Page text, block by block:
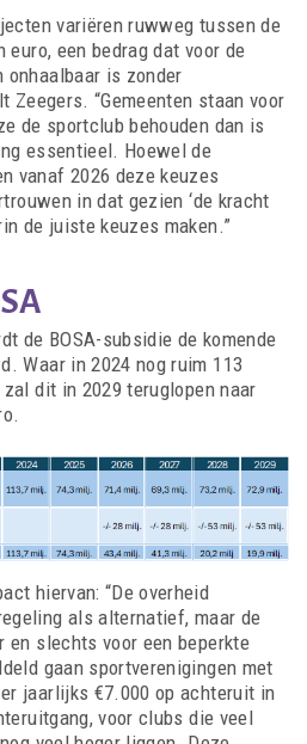
variëren ruwweg tussen de
een bedrag dat voor de
onhaalbaar is zonder
Zeegers. “Gemeenten staan voor
de sportclub behouden dan is
essentieel. Hoewel de
vanaf 2026 deze keuzes
in dat gezien ‘de kracht
de juiste keuzes maken.”
de BOSA-subsidie de komende
Waar in 2024 nog ruim 113
dit in 2029 teruglopen naar
hiervan: “De overheid
als alternatief, maar de
en slechts voor een beperkte
gaan sportverenigingen met
jaarlijks €7.000 op achteruit in
voor clubs die veel